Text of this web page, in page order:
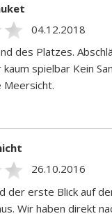
04.12.2018
des Platzes.
spielbar Kein
Meersicht.
26.10.2016
der erste Blick auf
Wir haben direkt